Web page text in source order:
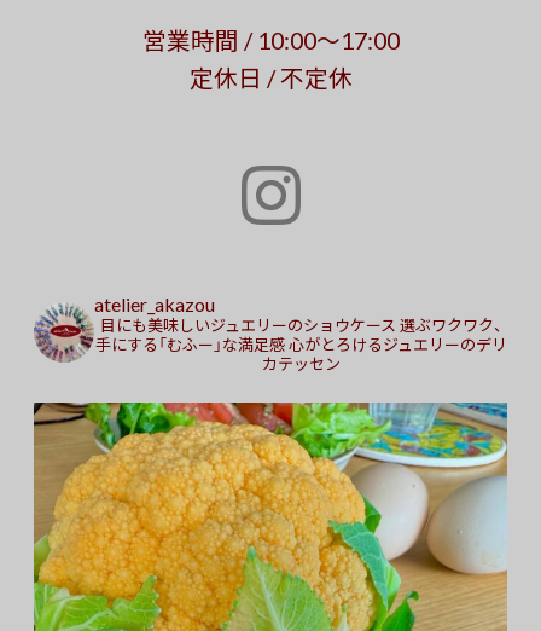
営業時間 / 10:00～17:00
定休日 / 不定休
atelier_akazou
目にも美味しいジュエリーのショウケース 選ぶワクワク、
手にする「むふー」な満足感心がとろけるジュエリーのデリ
カテッセン